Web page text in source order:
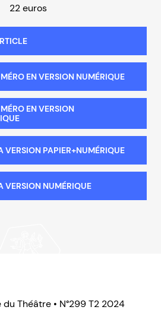
22 euros
EN VERSION NUMÉRIQUE
EN VERSION
VERSION PAPIER+NUMÉRIQUE
VERSION NUMÉRIQUE
du Théâtre • N°299 T2 2024